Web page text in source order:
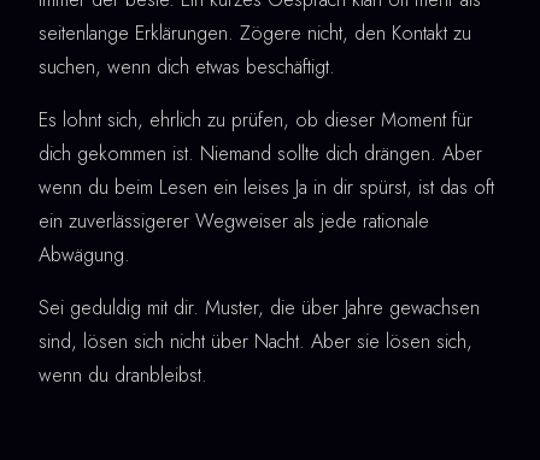
seitenlange Erklärungen. Zögere nicht, den Kontakt zu
suchen, wenn dich etwas beschäftigt.
Es lohnt sich, ehrlich zu prüfen, ob dieser Moment für
dich gekommen ist. Niemand sollte dich drängen. Aber
wenn du beim Lesen ein leises Ja in dir spürst, ist das oft
ein zuverlässigerer Wegweiser als jede rationale
Abwägung.
Sei geduldig mit dir. Muster, die über Jahre gewachsen
sind, lösen sich nicht über Nacht. Aber sie lösen sich,
wenn du dranbleibst.